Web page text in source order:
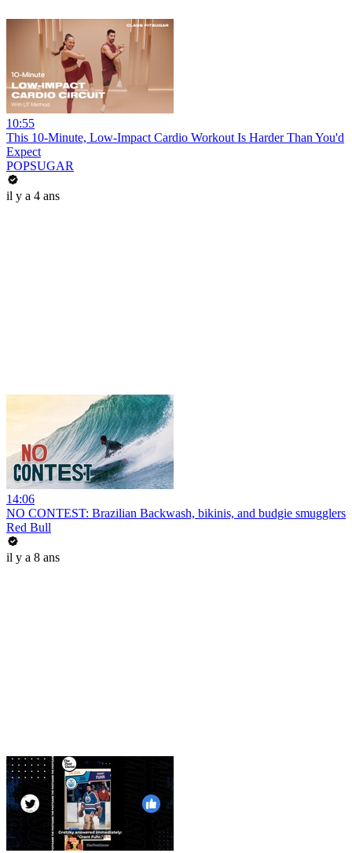
10:55
This 10-Minute, Low-Impact Cardio Workout Is Harder Than You'd
Expect
POPSUGAR
il y a 4 ans
14:06
NO CONTEST: Brazilian Backwash, bikinis, and budgie smugglers
Red Bull
il y a 8 ans